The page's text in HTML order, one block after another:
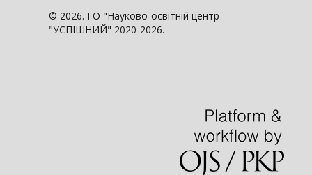
© 2026. ГО "Науково-освітній центр
"УСПІШНИЙ" 2020-2026.